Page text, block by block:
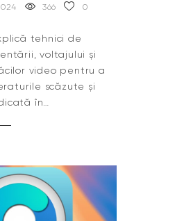
366 0
tehnici de
voltajului și
video pentru a
scăzute și
în…